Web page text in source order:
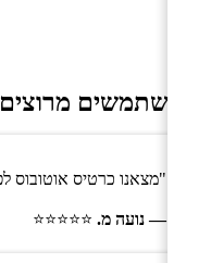
משתמשים מרוצים
"מצאנו כרטיס אוטובוס
— נועה מ. ⭐⭐⭐⭐⭐